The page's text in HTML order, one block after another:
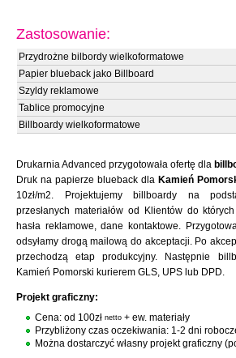
Zastosowanie:
Przydrożne bilbordy wielkoformatowe
Papier blueback jako Billboard
Szyldy reklamowe
Tablice promocyjne
Billboardy wielkoformatowe
Drukarnia Advanced przygotowała ofertę dla
Druk na papierze blueback dla Kamień
10zł/m2. Projektujemy billboardy na
przesłanych materiałów od Klientów do
hasła reklamowe, dane kontaktowe.
odsyłamy drogą mailową do akceptacji. Po
przechodzą etap produkcyjny. Następnie
Kamień Pomorski kurierem GLS, UPS lub DPD.
Projekt graficzny:
Cena: od 100zł netto + ew. materiały
Przybliżony czas oczekiwania: 1-2 dni
Można dostarczyć własny projekt graficzny